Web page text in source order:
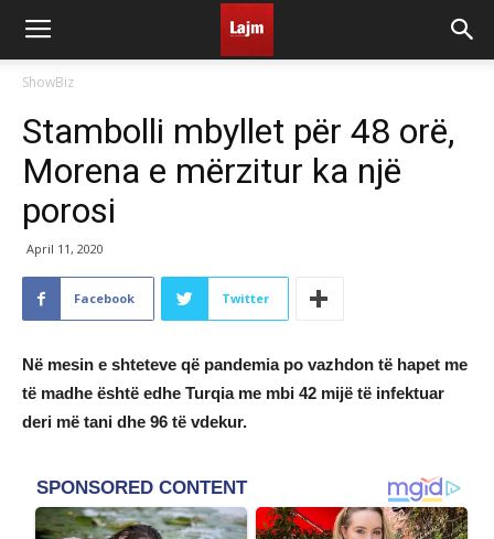
ShowBiz
Stambolli mbyllet për 48 orë,
Morena e mërzitur ka një
porosi
April 11, 2020
Facebook Twitter
Në mesin e shteteve që pandemia po vazhdon të hapet me
të madhe është edhe Turqia me mbi 42 mijë të infektuar
deri më tani dhe 96 të vdekur.